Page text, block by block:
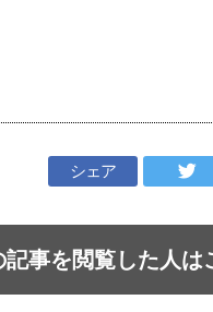
シェア
記事を閲覧した人